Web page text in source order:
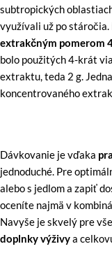
subtropických
využívali už po
extrakčným pomerom
bolo použitých 4-krát
extraktu, teda 2 g.
koncentrovaného
Dávkovanie je vďaka
jednoduché. Pre
alebo s jedlom a zapiť
oceníte najmä v
Navyše je skvelý pre
doplnky výživya